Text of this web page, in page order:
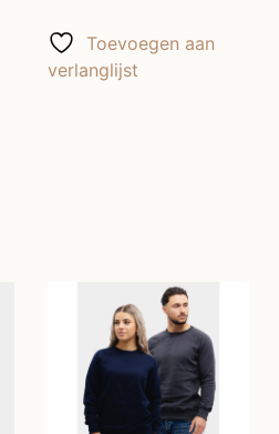
Toevoegen aan
verlanglijst